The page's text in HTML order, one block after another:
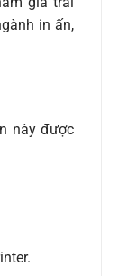
in ấn,
này được